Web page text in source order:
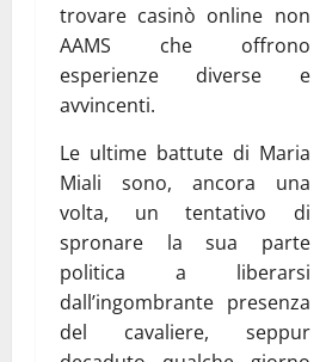
trovare casinò online non
AAMS che offrono
esperienze diverse e
avvincenti.
Le ultime battute di Maria
Miali sono, ancora una
volta, un tentativo di
spronare la sua parte
politica a liberarsi
dall’ingombrante presenza
del cavaliere, seppur